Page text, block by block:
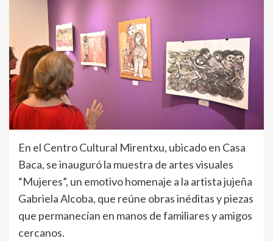
En el Centro Cultural Mirentxu, ubicado en Casa
Baca, se inauguró la muestra de artes visuales
“Mujeres”, un emotivo homenaje a la artista jujeña
Gabriela Alcoba, que reúne obras inéditas y piezas
que permanecían en manos de familiares y amigos
cercanos.